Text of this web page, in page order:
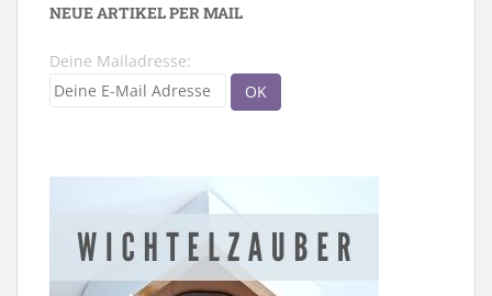
NEUE ARTIKEL PER MAIL
Deine Mailadresse: